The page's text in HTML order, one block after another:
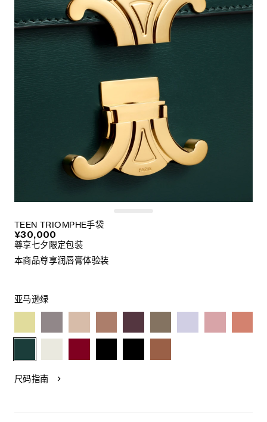
TEEN TRIOMPHE手袋
¥30,000
尊享七夕限定包装
本商品尊享润唇膏体验装
亚马逊绿
尺码指南